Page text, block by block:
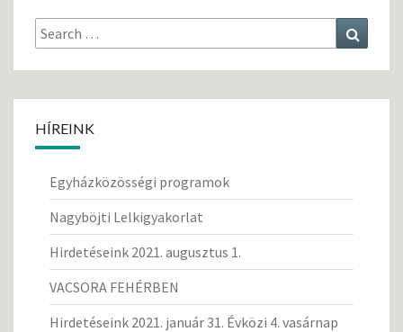
Search
for:
HÍREINK
Egyházközösségi programok
Nagyböjti Lelkigyakorlat
Hirdetéseink 2021. augusztus 1.
VACSORA FEHÉRBEN
Hirdetéseink 2021. január 31. Évközi 4. vasárnap